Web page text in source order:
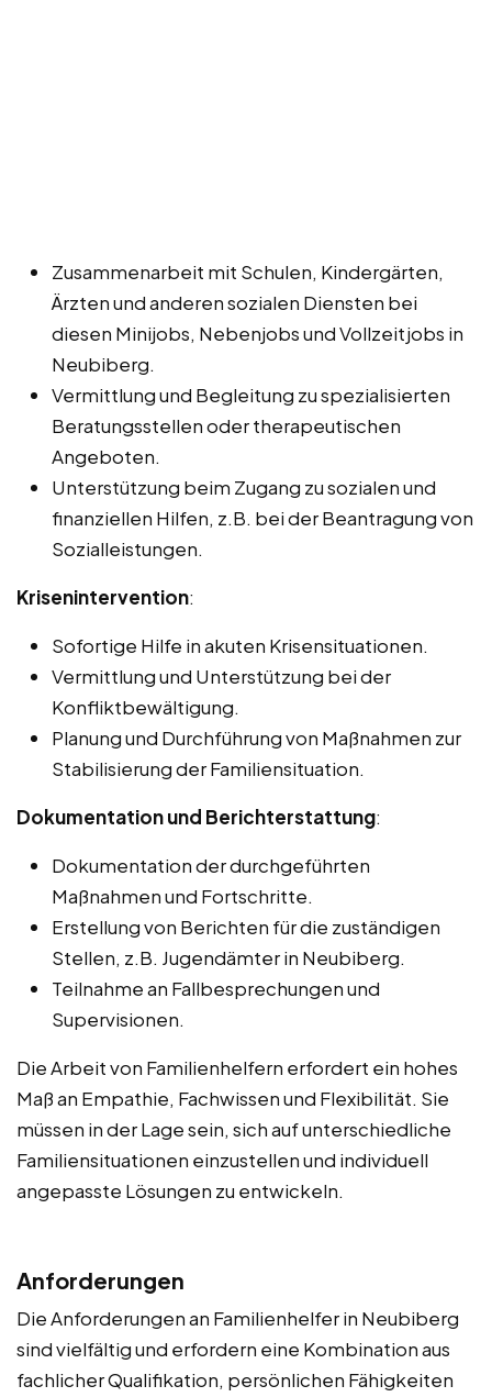
Zusammenarbeit mit Schulen, Kindergärten,
Ärzten und anderen sozialen Diensten bei
diesen Minijobs, Nebenjobs und Vollzeitjobs in
Neubiberg.
Vermittlung und Begleitung zu spezialisierten
Beratungsstellen oder therapeutischen
Angeboten.
Unterstützung beim Zugang zu sozialen und
finanziellen Hilfen, z.B. bei der Beantragung von
Sozialleistungen.
Krisenintervention:
Sofortige Hilfe in akuten Krisensituationen.
Vermittlung und Unterstützung bei der
Konfliktbewältigung.
Planung und Durchführung von Maßnahmen zur
Stabilisierung der Familiensituation.
Dokumentation und Berichterstattung:
Dokumentation der durchgeführten
Maßnahmen und Fortschritte.
Erstellung von Berichten für die zuständigen
Stellen, z.B. Jugendämter in Neubiberg.
Teilnahme an Fallbesprechungen und
Supervisionen.
Die Arbeit von Familienhelfern erfordert ein hohes
Maß an Empathie, Fachwissen und Flexibilität. Sie
müssen in der Lage sein, sich auf unterschiedliche
Familiensituationen einzustellen und individuell
angepasste Lösungen zu entwickeln.
Anforderungen
Die Anforderungen an Familienhelfer in Neubiberg
sind vielfältig und erfordern eine Kombination aus
fachlicher Qualifikation, persönlichen Fähigkeiten